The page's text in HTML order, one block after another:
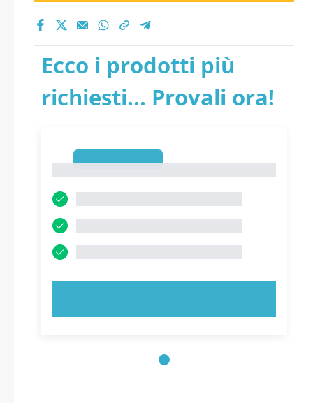
Ecco i prodotti più
richiesti... Provali ora!